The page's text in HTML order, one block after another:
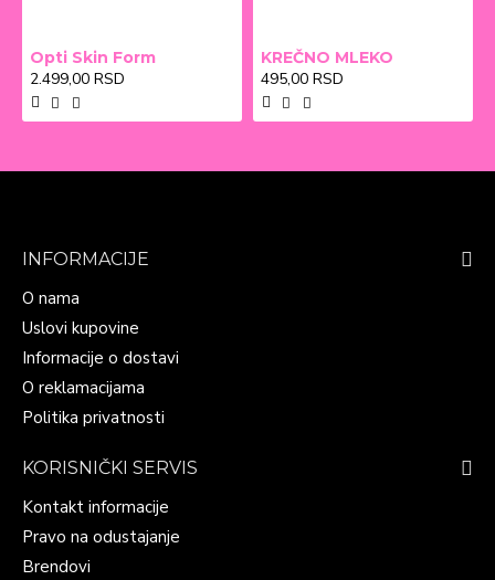
Opti Skin Form
2.499,00 RSD
KREČNO MLEKO
495,00 RSD
INFORMACIJE
O nama
Uslovi kupovine
Informacije o dostavi
O reklamacijama
Politika privatnosti
KORISNIČKI SERVIS
Kontakt informacije
Pravo na odustajanje
Brendovi